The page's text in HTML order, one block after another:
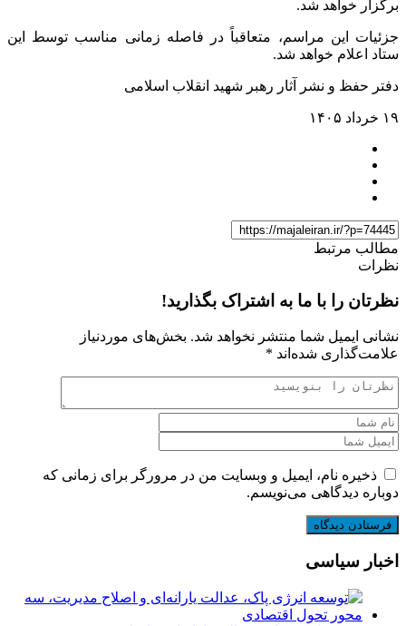
برگزار خواهد شد.
جزئیات این مراسم، متعاقباً در فاصله‌ زمانی مناسب توسط این
ستاد اعلام خواهد شد.
دفتر حفظ و نشر آثار رهبر شهید انقلاب اسلامی
۱۹ خرداد ۱۴۰۵
مطالب مرتبط
نظرات
نظرتان را با ما به اشتراک بگذارید!
نشانی ایمیل شما منتشر نخواهد شد. بخش‌های موردنیاز
علامت‌گذاری شده‌اند *
ذخیره نام، ایمیل و وبسایت من در مرورگر برای زمانی که
دوباره دیدگاهی می‌نویسم.
اخبار سیاسی